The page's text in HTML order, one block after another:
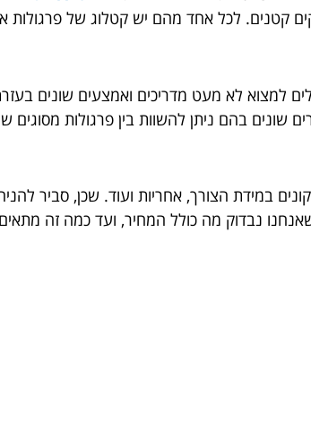
קטנים. לכל אחד מהם יש קטלוג של פרגולות
למצוא לא מעט מדריכים ואמצעים שונים
בהם ניתן להשוות בין פרגולות מסוגים
במידת הצורך, אחריות ועוד. שכן, סביר
נבדוק מה כולל המחיר, ועד כמה זה